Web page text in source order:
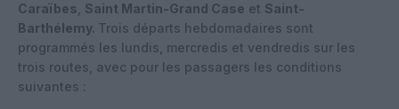
Caraïbes Saint Martin-Grand Case et Saint-
Barthélemy. Trois départs hebdomadaires sont
programmés les lundis, mercredis et vendredis sur les
trois routes, avec pour les passagers les conditions
suivantes :